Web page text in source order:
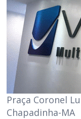
Praça Coronel
Chapadinha-MA